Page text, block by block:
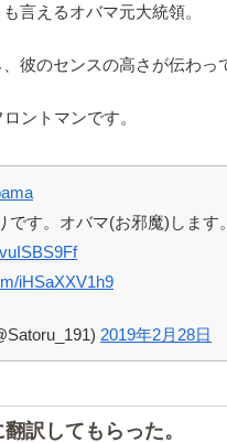
言えるオバマ元大統領。
彼のセンスの高さが伝わっ
ントマンです。
です。オバマ(お邪魔)します。
iHSaXXV1h9
2019年2月28日
訳してもらった。